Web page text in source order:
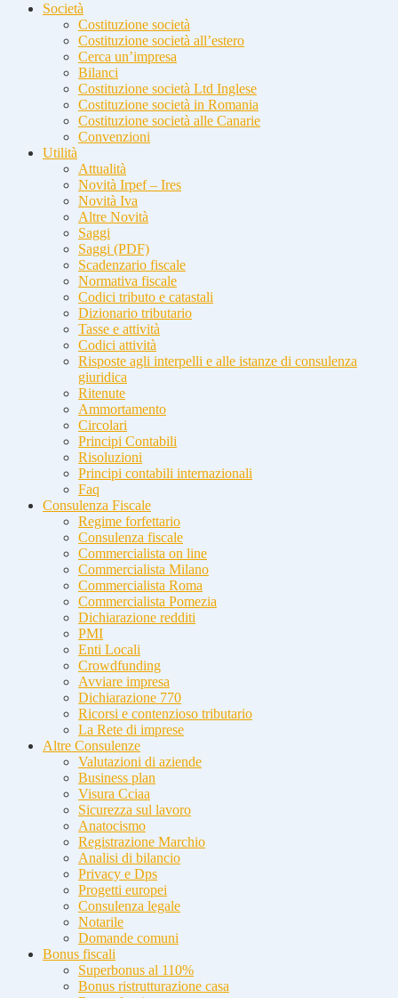
Società
Costituzione società
Costituzione società all’estero
Cerca un’impresa
Bilanci
Costituzione società Ltd Inglese
Costituzione società in Romania
Costituzione società alle Canarie
Convenzioni
Utilità
Attualità
Novità Irpef – Ires
Novità Iva
Altre Novità
Saggi
Saggi (PDF)
Scadenzario fiscale
Normativa fiscale
Codici tributo e catastali
Dizionario tributario
Tasse e attività
Codici attività
Risposte agli interpelli e alle istanze di consulenza
giuridica
Ritenute
Ammortamento
Circolari
Principi Contabili
Risoluzioni
Principi contabili internazionali
Faq
Consulenza Fiscale
Regime forfettario
Consulenza fiscale
Commercialista on line
Commercialista Milano
Commercialista Roma
Commercialista Pomezia
Dichiarazione redditi
PMI
Enti Locali
Crowdfunding
Avviare impresa
Dichiarazione 770
Ricorsi e contenzioso tributario
La Rete di imprese
Altre Consulenze
Valutazioni di aziende
Business plan
Visura Cciaa
Sicurezza sul lavoro
Anatocismo
Registrazione Marchio
Analisi di bilancio
Privacy e Dps
Progetti europei
Consulenza legale
Notarile
Domande comuni
Bonus fiscali
Superbonus al 110%
Bonus ristrutturazione casa